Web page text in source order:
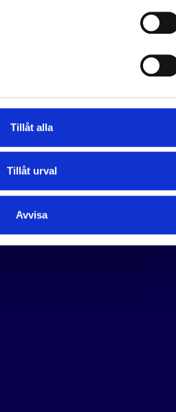
Tillåt alla
Tillåt urval
Avvisa